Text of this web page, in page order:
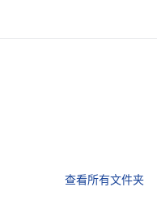
查看所有文件夹